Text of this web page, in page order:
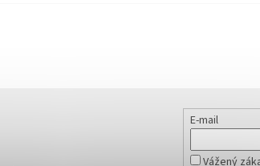
E-mail
Vážený